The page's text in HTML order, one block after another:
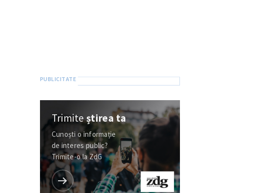
Trimiteștirea ta
Cunoști o informație
de interes public?
Trimite-o la ZdG